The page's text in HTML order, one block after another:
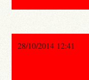
28/10/2014 12:41